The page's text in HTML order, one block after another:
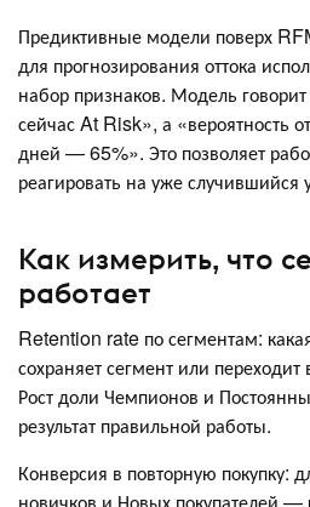
Предиктивные модели поверх
для прогнозирования оттока
набор признаков. Модель
сейчас At Risk», а «вероятность
дней — 65%». Это позволяет
реагировать на уже случившийся
Как измерить, что
работает
Retention rate по сегментам:
сохраняет сегмент или
Рост доли Чемпионов и
результат правильной работы.
Конверсия в повторную покупку: